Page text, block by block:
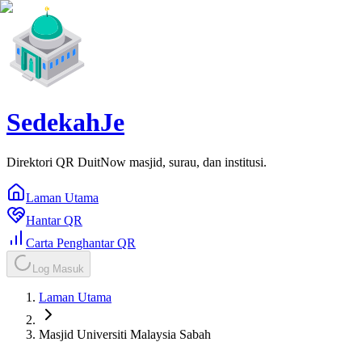
SedekahJe
Direktori QR DuitNow masjid, surau, dan institusi.
Laman Utama
Hantar QR
Carta Penghantar QR
Log Masuk
Laman Utama
Masjid Universiti Malaysia Sabah